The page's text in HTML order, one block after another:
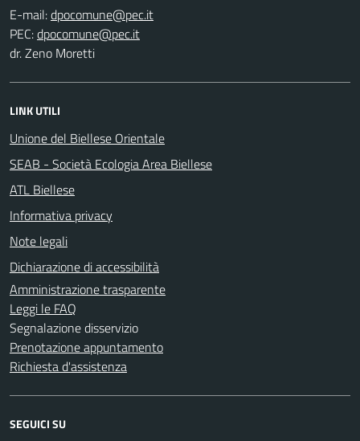
E-mail:
PEC:
dr. Zeno Moretti
LINK UTILI
Unione del Biellese Orientale
SEAB - Società Ecologia Area Biellese
ATL Biellese
Informativa privacy
Note legali
Dichiarazione di accessibilità
Amministrazione trasparente
Leggi le FAQ
Segnalazione disservizio
Prenotazione appuntamento
Richiesta d'assistenza
SEGUICI SU